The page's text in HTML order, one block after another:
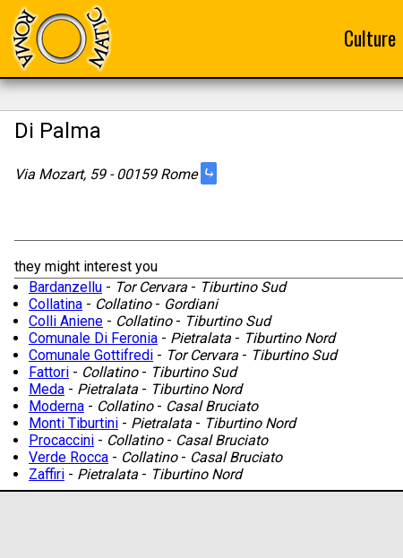
Culture
Di Palma
Via Mozart, 59 - 00159 Rome ⤷
they might interest you
Bardanzellu - Tor Cervara - Tiburtino Sud
Collatina - Collatino- Gordiani
Colli Aniene - Collatino- Tiburtino Sud
Comunale Di Feronia - Pietralata - Tiburtino Nord
Comunale Gottifredi - Tor Cervara - Tiburtino Sud
Fattori - Collatino- Tiburtino Sud
Meda - Pietralata - Tiburtino Nord
Moderna - Collatino- Casal Bruciato
Monti Tiburtini - Pietralata - Tiburtino Nord
Procaccini - Collatino- Casal Bruciato
Verde Rocca - Collatino- Casal Bruciato
Zaffiri - Pietralata - Tiburtino Nord